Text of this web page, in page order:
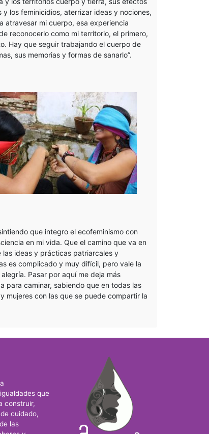
y los feminicidios, aterrizar ideas y nociones,
atravesar mi cuerpo, esa experiencia
reconocerlo como mi territorio, el primero,
Hay que seguir trabajando el cuerpo de
sus memorias y formas de sanarlo”.
que integro el ecofeminismo con
en mi vida. Que el camino que va en
las ideas y prácticas patriarcales y
es complicado y muy difícil, pero vale la
Pasar por aquí me deja más
para caminar, sabiendo que en todas las
mujeres con las que se puede compartir la
que
construir,
cuidado,
las